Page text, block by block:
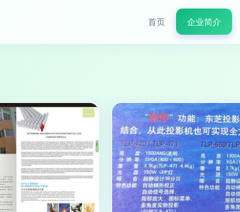
首页 企业简介